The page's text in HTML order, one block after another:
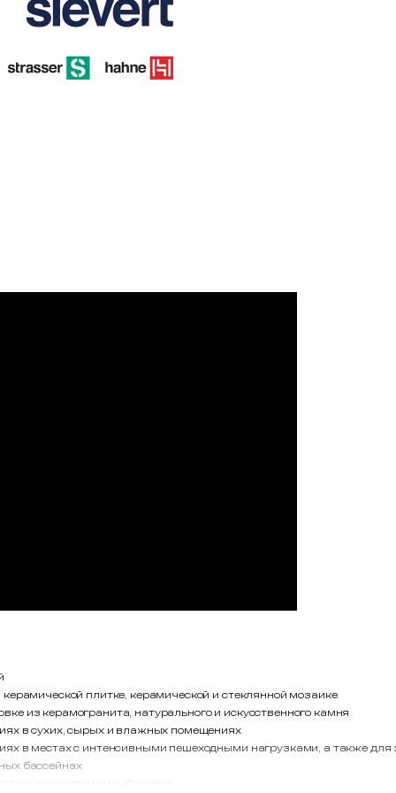
плитке, керамической и стеклянной мозаике
из керамогранита, натурального и искусственного камня
в сухих, сырых и влажных помещениях
в местах с интенсивными пешеходными нагрузками, а также для
бассейнах